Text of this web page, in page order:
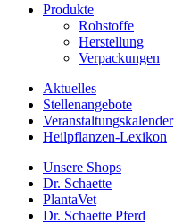
Produkte
Rohstoffe
Herstellung
Verpackungen
Aktuelles
Stellenangebote
Veranstaltungskalender
Heilpflanzen-Lexikon
Unsere Shops
Dr. Schaette
PlantaVet
Dr. Schaette Pferd